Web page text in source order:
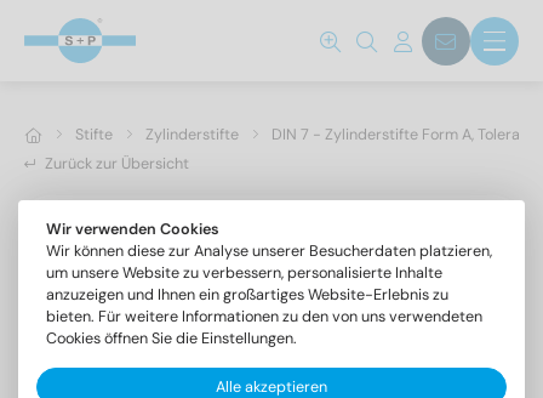
Stifte Zylinderstifte
DIN 7 - Zylinderstifte Form A,
Zurück zur Übersicht
Wir verwenden Cookies
Wir können diese zur Analyse unserer Besucherdaten platzieren,
um unsere Website zu verbessern, personalisierte Inhalte
anzuzeigen und Ihnen ein großartiges Website-Erlebnis zu
bieten. Für weitere Informationen zu den von uns verwendeten
Cookies öffnen Sie die Einstellungen.
Alle akzeptieren